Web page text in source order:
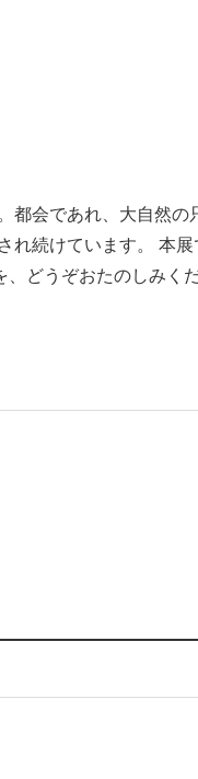
都会であれ、大自然の
れ続けています。 本
どうぞおたのしみくだ